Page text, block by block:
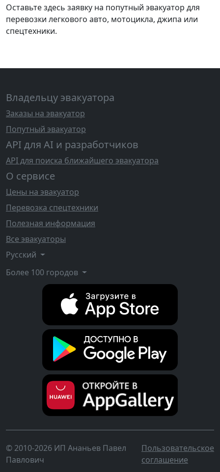
Оставьте здесь заявку на попутный эвакуатор для
перевозки легкового авто, мотоцикла, джипа или
спецтехники.
Владельцу эвакуатора
Заказы на эвакуатор
Попутный эвакуатор
API для AI и разработчиков
API для поиска ближайшего эвакуатора
О сервисе
Цены на эвакуатор
Перевозка спецтехники
Полезная информация
Все эвакуаторы
Русский
Более 100 городов
© 2010-2026 ИП Ананьев Павел
Павлович
Пользовательское
соглашение